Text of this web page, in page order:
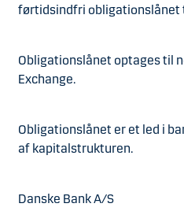
førtidsindfri obligationslånet
Obligationslånet optages til
Exchange.
Obligationslånet er et led i
af kapitalstrukturen.
Danske Bank A/S